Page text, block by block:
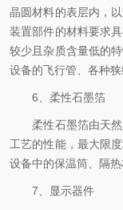
晶圆材料的表层内，
装置部件的材料要求
较少且杂质含量低的
设备的飞行管、各种
6、柔性石墨箔
柔性石墨箔由天然
工艺的性能，最大限
设备中的保温筒、隔
7、显示器件